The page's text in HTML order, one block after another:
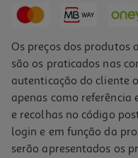
Os preços dos produtos
são os praticados nas
autenticação do cliente
apenas como referência
e recolhas no código
login e em função da
serão apresentados os